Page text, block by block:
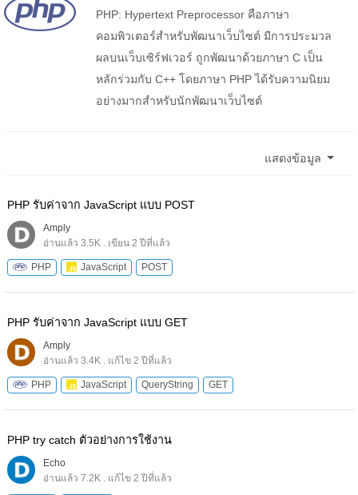
PHP: Hypertext Preprocessor คือภาษา
คอมพิวเตอร์สำหรับพัฒนาเว็บไซต์ มีการประมวล
ผลบนเว็บเซิร์ฟเวอร์ ถูกพัฒนาด้วยภาษา C เป็น
หลักร่วมกับ C++ โดยภาษา PHP ได้รับความนิยม
อย่างมากสำหรับนักพัฒนาเว็บไซต์
แสดงข้อมูล
PHP รับค่าจาก JavaScript แบบ POST
Amply
อ่านแล้ว 3.5K . เขียน 2 ปีที่แล้ว
PHP JavaScript POST
PHP รับค่าจาก JavaScript แบบ GET
Amply
อ่านแล้ว 3.4K . แก้ไข 2 ปีที่แล้ว
PHP JavaScript QueryString GET
PHP try catch ตัวอย่างการใช้งาน
Echo
อ่านแล้ว 7.2K . แก้ไข 2 ปีที่แล้ว